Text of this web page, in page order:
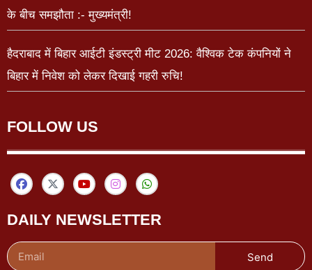
के बीच समझौता :- मुख्यमंत्री!
हैदराबाद में बिहार आईटी इंडस्ट्री मीट 2026: वैश्विक टेक कंपनियों ने
बिहार में निवेश को लेकर दिखाई गहरी रुचि!
FOLLOW US
DAILY NEWSLETTER
Send